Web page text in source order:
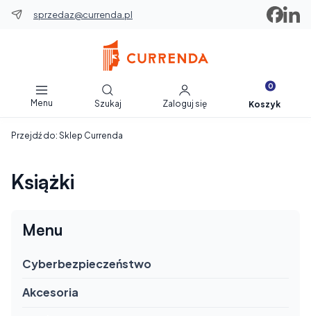
sprzedaz@currenda.pl
Menu
Otwórz wyszukiwarkę
Szukaj Zaloguj się
Produkty
Koszyk
Przejdź do: Sklep Currenda
Książki
Menu
Cyberbezpieczeństwo
Akcesoria